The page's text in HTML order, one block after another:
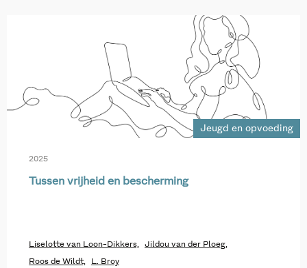
Jeugd en opvoeding
2025
Tussen vrijheid en bescherming
Liselotte van Loon-Dikkers, Jildou van der Ploeg,
Roos de Wildt, L. Broy